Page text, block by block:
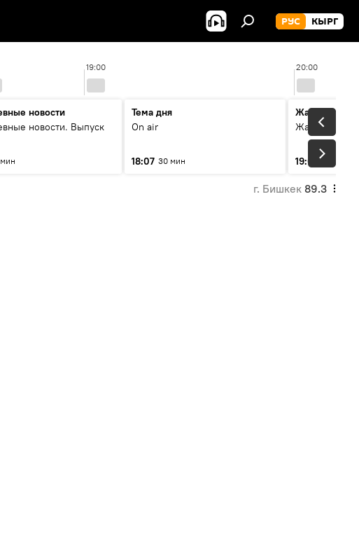
РУС КЫРГ
19:00 20:00
новости
новости. Выпуск
Тема дня
On air
18:07 30 мин
Жаңылыктар
19:01 5 мин
г. Бишкек 89.3